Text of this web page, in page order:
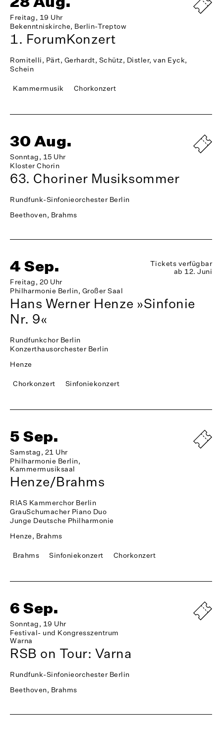
Freitag, 19 Uhr
Bekenntniskirche, Berlin-Treptow
1. ForumKonzert
Romitelli, Pärt, Gerhardt, Schütz, Distler, van Eyck,
Schein
Kammermusik Chorkonzert
30 Aug.
Sonntag, 15 Uhr
Kloster Chorin
63. Choriner Musiksommer
Rundfunk-Sinfonieorchester Berlin
Beethoven, Brahms
4 Sep.
Freitag, 20 Uhr
Philharmonie Berlin, Großer Saal
Tickets verfügbar
ab 12. Juni
Hans Werner Henze »Sinfonie
Nr. 9«
Rundfunkchor Berlin
Konzerthausorchester Berlin
Henze
Chorkonzert Sinfoniekonzert
5 Sep.
Samstag, 21 Uhr
Philharmonie Berlin,
Kammermusiksaal
Henze/Brahms
RIAS Kammerchor Berlin
GrauSchumacher Piano Duo
Junge Deutsche Philharmonie
Henze, Brahms
Brahms Sinfoniekonzert Chorkonzert
6 Sep.
Sonntag, 19 Uhr
Festival- und Kongresszentrum
Warna
RSB on Tour: Varna
Rundfunk-Sinfonieorchester Berlin
Beethoven, Brahms